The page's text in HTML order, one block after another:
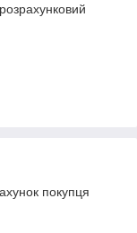
покупця